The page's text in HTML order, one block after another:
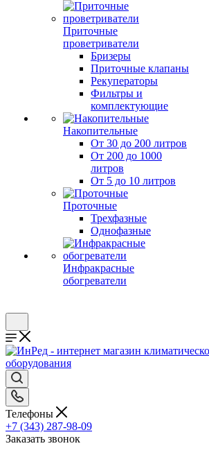
Приточные
проветриватели
Бризеры
Приточные клапаны
Рекуператоры
Фильтры и
комплектующие
Накопительные
От 30 до 200 литров
От 200 до 1000
литров
От 5 до 10 литров
Проточные
Трехфазные
Однофазные
Инфракрасные
обогреватели
Телефоны
+7 (343) 287-98-09
Заказать звонок